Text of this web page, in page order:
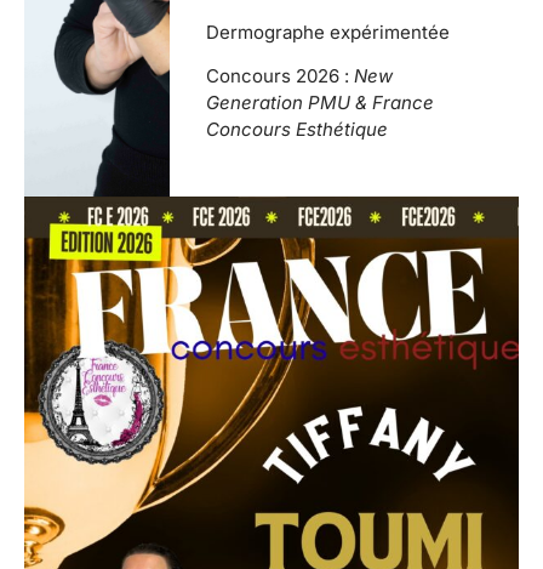
Dermographe expérimentée
Concours 2026 : New
Generation PMU & France
Concours Esthétique